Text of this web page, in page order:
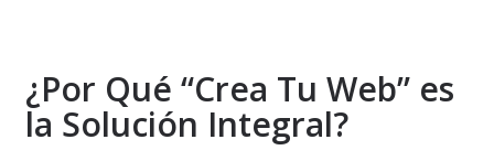
¿Por Qué “Crea Tu Web” es
la Solución Integral?